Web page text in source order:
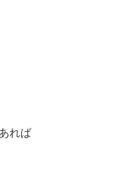
れば